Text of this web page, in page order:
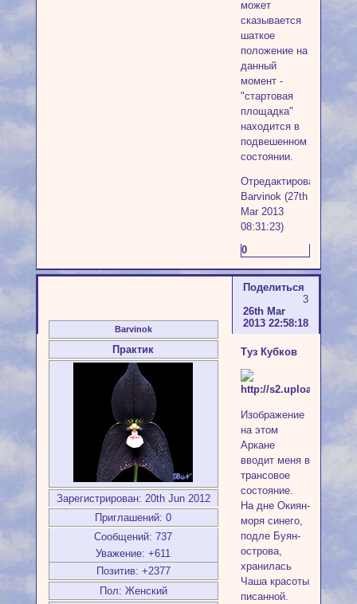
может
сказывается
шаткое
положение на
данный
момент -
"стартовая
площадка"
находится в
подвешенном
состоянии.
Отредактировано
Barvinok (27th
Mar 2013
08:31:23)
0
Поделиться
3
26th Mar
2013 22:58:18
Barvinok
Практик
Зарегистрирован: 20th Jun 2012
Приглашений: 0
Сообщений: 737
Уважение: +611
Позитив: +2377
Пол: Женский
Туз Кубков
Изображение
на этом
Аркане
вводит меня в
трансовое
состояние.
На дне Окиян-
моря синего,
подле Буян-
острова,
хранилась
Чаша красоты
писанной.